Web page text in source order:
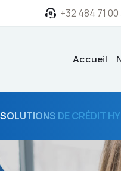
+32 484 71 00
Accueil
DE CRÉDIT